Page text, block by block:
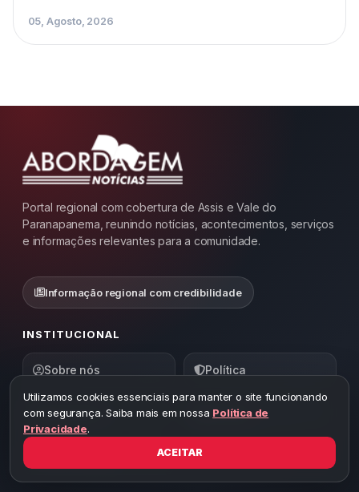
05, Agosto, 2026
Portal regional com cobertura de Assis e Vale do
Paranapanema, reunindo notícias, acontecimentos, serviços
e informações relevantes para a comunidade.
Informação regional com credibilidade
INSTITUCIONAL
Sobre nós Política
Expediente Anuncie
Utilizamos cookies essenciais para manter o site funcionando
com segurança. Saiba mais em nossa Política de
Privacidade.
ACEITAR